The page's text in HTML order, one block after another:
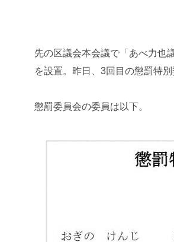
先の区議会本会議で「あべ力也
を設置。昨日、3回目の懲罰特
懲罰委員会の委員は以下。